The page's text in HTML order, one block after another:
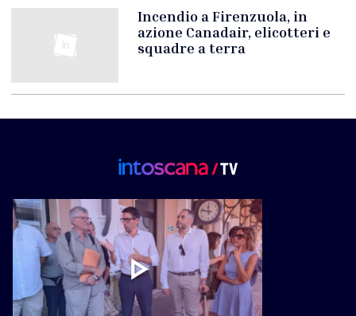
Incendio a Firenzuola, in
azione Canadair, elicotteri e
squadre a terra